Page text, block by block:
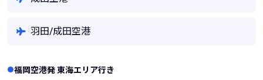
羽田/成田空港
福岡空港発 東海エリア行き